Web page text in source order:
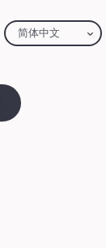
简体中文